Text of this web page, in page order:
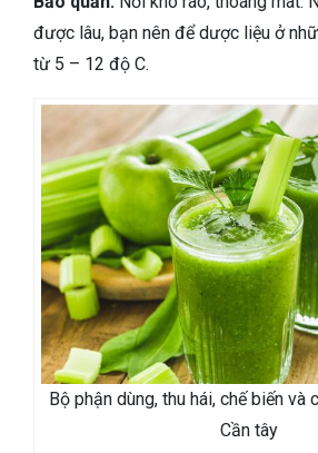
được lâu, bạn nên để dược liệu ở
từ 5 – 12 độ C.
Bộ phận dùng, thu hái, chế biến và
Cần tây